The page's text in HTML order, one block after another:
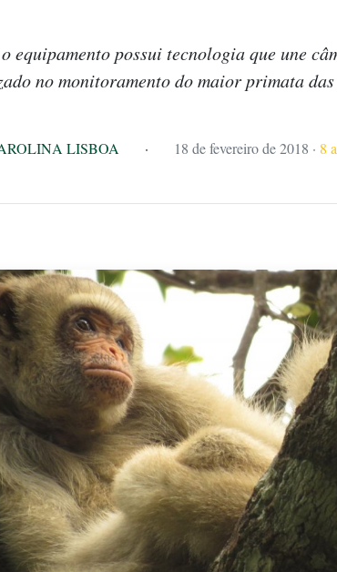
equipamento possui tecnologia que une
no monitoramento do maior primata
LISBOA · 18 de fevereiro de 2018 · 8